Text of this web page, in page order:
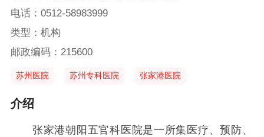
电话：0512-58983999
类型：机构
邮政编码：215600
苏州医院 苏州专科医院 张家港医院
介绍
张家港朝阳五官科医院是一所集医疗、预防、